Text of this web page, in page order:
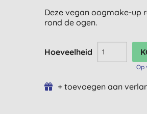
Deze vegan oogmake-up
rond de ogen.
Hoeveelheid
Op
+ toevoegen aan